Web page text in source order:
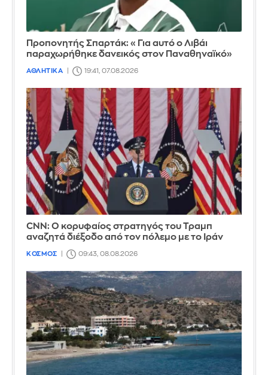
Προπονητής Σπαρτάκ: «Για αυτό ο Λιβάι
παραχωρήθηκε δανεικός στον Παναθηναϊκό»
ΑΘΛΗΤΙΚΑ 19:41, 07.08.2026
CNN: Ο κορυφαίος στρατηγός του Τραμπ
αναζητά διέξοδο από τον πόλεμο με το Ιράν
ΚΟΣΜΟΣ 09:43, 08.08.2026